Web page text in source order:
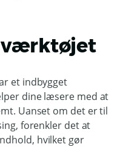
et indbygget
dine læsere med at
Uanset om det er til
forenkler det at
hvilket gør